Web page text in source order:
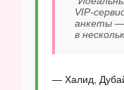
VIP-
анкеты —
в
— Халид,